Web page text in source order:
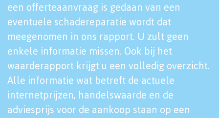
een offerteaanvraag is gedaan van een
eventuele schadereparatie wordt dat
meegenomen in ons rapport. U zult geen
enkele informatie missen. Ook bij het
waarderapport krijgt u een volledig overzicht.
Alle informatie wat betreft de actuele
internetprijzen, handelswaarde en de
adviesprijs voor de aankoop staan op een